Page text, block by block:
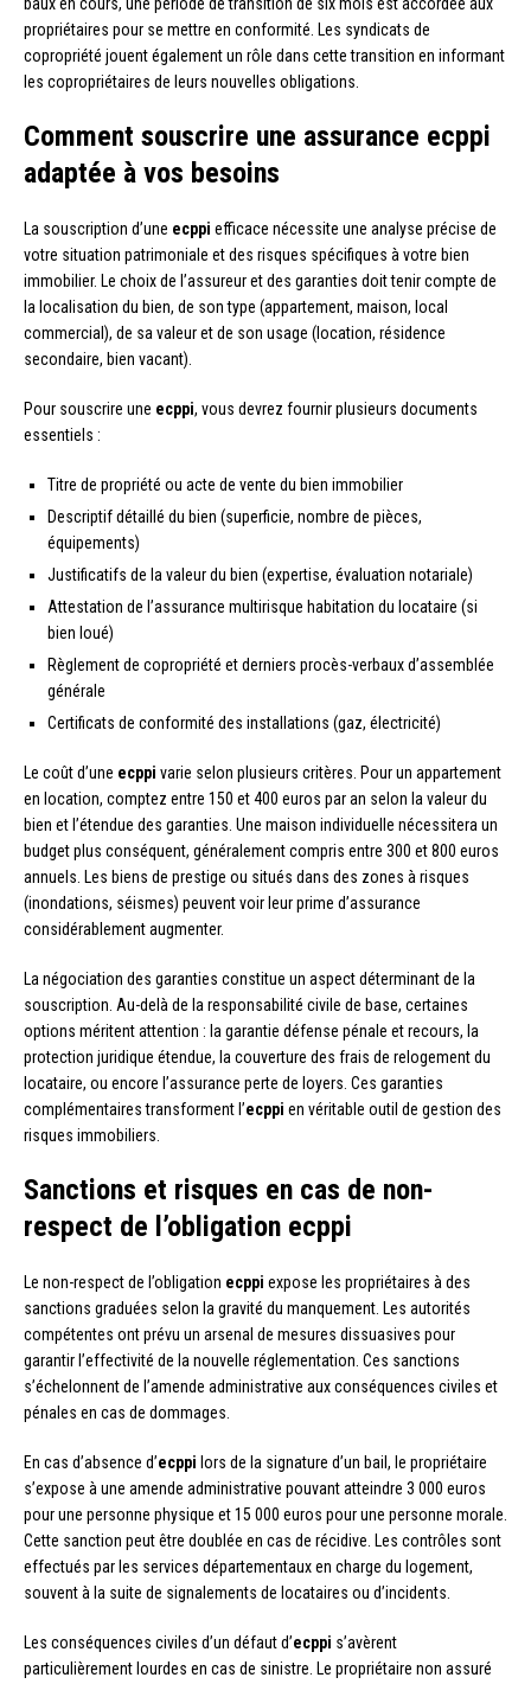
propriétaires pour se mettre en conformité. Les syndicats de
copropriété jouent également un rôle dans cette transition en informant
les copropriétaires de leurs nouvelles obligations.
Comment souscrire une assurance ecppi
adaptée à vos besoins
La souscription d’une ecppi efficace nécessite une analyse précise de
votre situation patrimoniale et des risques spécifiques à votre bien
immobilier. Le choix de l’assureur et des garanties doit tenir compte de
la localisation du bien, de son type (appartement, maison, local
commercial), de sa valeur et de son usage (location, résidence
secondaire, bien vacant).
Pour souscrire une ecppi, vous devrez fournir plusieurs documents
essentiels :
Titre de propriété ou acte de vente du bien immobilier
Descriptif détaillé du bien (superficie, nombre de pièces,
équipements)
Justificatifs de la valeur du bien (expertise, évaluation notariale)
Attestation de l’assurance multirisque habitation du locataire (si
bien loué)
Règlement de copropriété et derniers procès-verbaux d’assemblée
générale
Certificats de conformité des installations (gaz, électricité)
Le coût d’une ecppi varie selon plusieurs critères. Pour un appartement
en location, comptez entre 150 et 400 euros par an selon la valeur du
bien et l’étendue des garanties. Une maison individuelle nécessitera un
budget plus conséquent, généralement compris entre 300 et 800 euros
annuels. Les biens de prestige ou situés dans des zones à risques
(inondations, séismes) peuvent voir leur prime d’assurance
considérablement augmenter.
La négociation des garanties constitue un aspect déterminant de la
souscription. Au-delà de la responsabilité civile de base, certaines
options méritent attention : la garantie défense pénale et recours, la
protection juridique étendue, la couverture des frais de relogement du
locataire, ou encore l’assurance perte de loyers. Ces garanties
complémentaires transforment l’ecppi en véritable outil de gestion des
risques immobiliers.
Sanctions et risques en cas de non-
respect de l’obligation ecppi
Le non-respect de l’obligation ecppi expose les propriétaires à des
sanctions graduées selon la gravité du manquement. Les autorités
compétentes ont prévu un arsenal de mesures dissuasives pour
garantir l’effectivité de la nouvelle réglementation. Ces sanctions
s’échelonnent de l’amende administrative aux conséquences civiles et
pénales en cas de dommages.
En cas d’absence d’ecppi lors de la signature d’un bail, le propriétaire
s’expose à une amende administrative pouvant atteindre 3 000 euros
pour une personne physique et 15 000 euros pour une personne morale.
Cette sanction peut être doublée en cas de récidive. Les contrôles sont
effectués par les services départementaux en charge du logement,
souvent à la suite de signalements de locataires ou d’incidents.
Les conséquences civiles d’un défaut d’ecppi s’avèrent
particulièrement lourdes en cas de sinistre. Le propriétaire non assuré